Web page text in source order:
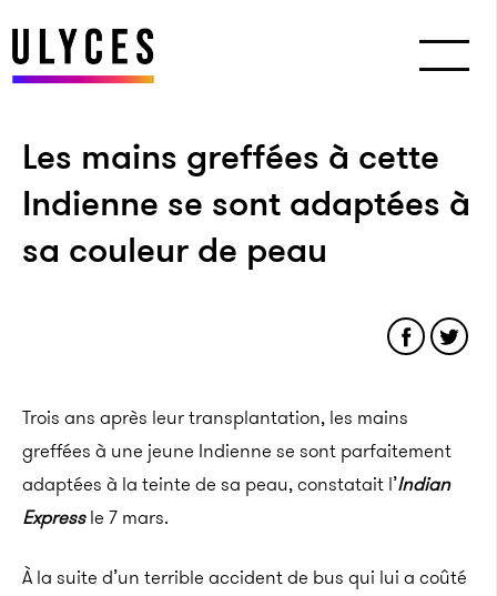
Les mains greffées à cette
Indienne se sont adaptées à
sa couleur de peau
Trois ans après leur transplantation, les mains
greffées à une jeune Indienne se sont parfaitement
adaptées à la teinte de sa peau, constatait l’Indian
Express le 7 mars.
À la suite d’un terrible accident de bus qui lui a coûté